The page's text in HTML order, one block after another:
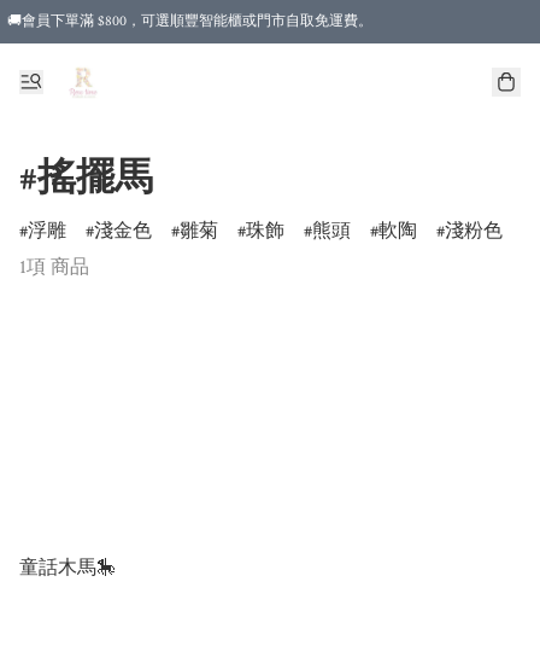
🚚會員下單滿 $800，可選順豐智能櫃或門市自取免運費。
#搖擺馬
浮雕 淺金色 雛菊 珠飾 熊頭 軟陶 淺粉色
1項 商品
童話木馬🎠